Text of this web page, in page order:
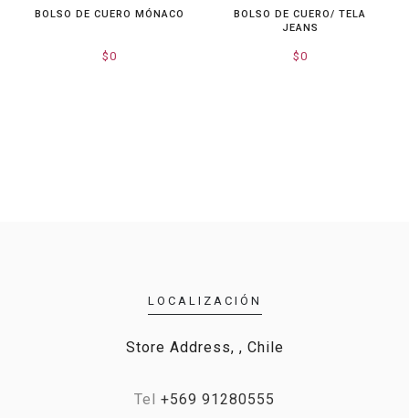
BOLSO DE CUERO MÓNACO
$0
BOLSO DE CUERO/ TELA
JEANS
$0
LOCALIZACIÓN
Store Address, , Chile
Tel +569 91280555